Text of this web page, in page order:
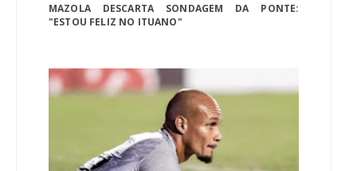
MAZOLA DESCARTA SONDAGEM DA PONTE:
"ESTOU FELIZ NO ITUANO"